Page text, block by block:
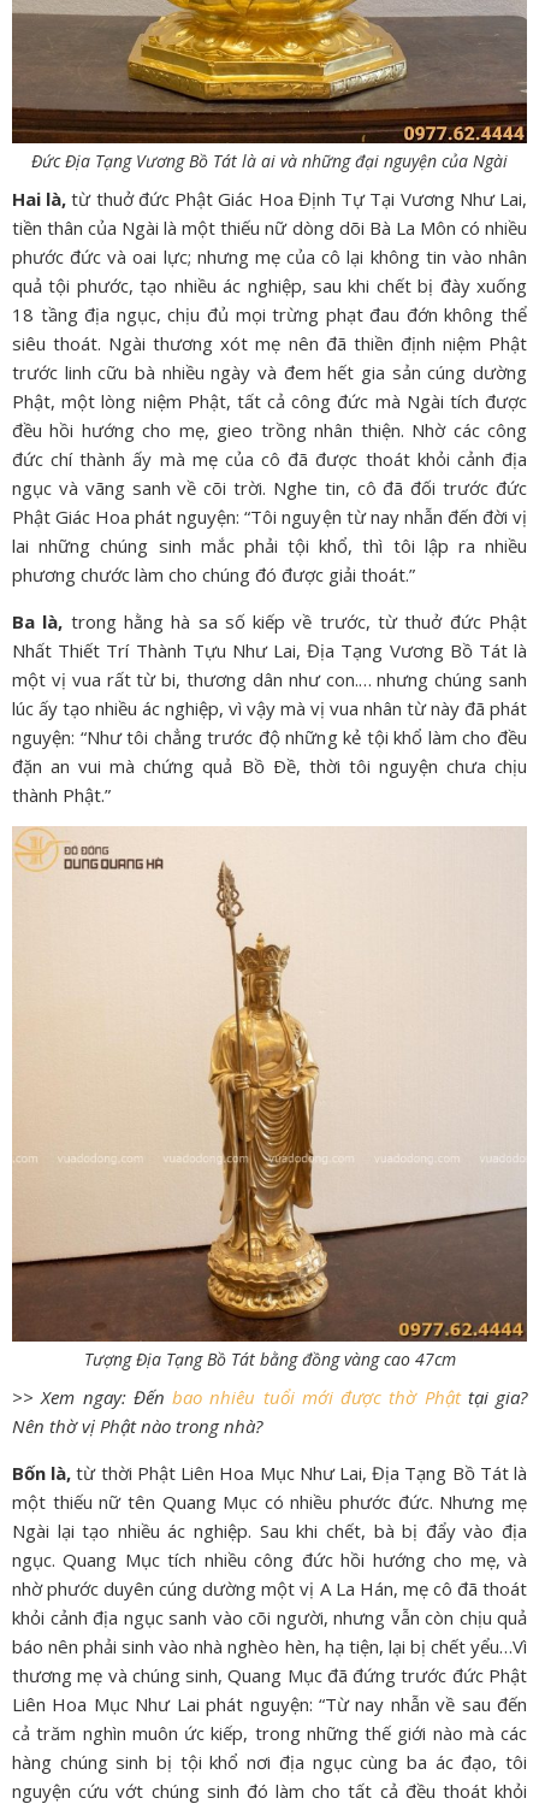
Đức Địa Tạng Vương Bồ Tát là ai và những đại nguyện của Ngài
Hai là, từ thuở đức Phật Giác Hoa Định Tự Tại Vương Như Lai,
tiền thân của Ngài là một thiếu nữ dòng dõi Bà La Môn có nhiều
phước đức và oai lực; nhưng mẹ của cô lại không tin vào nhân
quả tội phước, tạo nhiều ác nghiệp, sau khi chết bị đày xuống
18 tầng địa ngục, chịu đủ mọi trừng phạt đau đớn không thể
siêu thoát. Ngài thương xót mẹ nên đã thiền định niệm Phật
trước linh cữu bà nhiều ngày và đem hết gia sản cúng dường
Phật, một lòng niệm Phật, tất cả công đức mà Ngài tích được
đều hồi hướng cho mẹ, gieo trồng nhân thiện. Nhờ các công
đức chí thành ấy mà mẹ của cô đã được thoát khỏi cảnh địa
ngục và vãng sanh về cõi trời. Nghe tin, cô đã đối trước đức
Phật Giác Hoa phát nguyện: “Tôi nguyện từ nay nhẫn đến đời vị
lai những chúng sinh mắc phải tội khổ, thì tôi lập ra nhiều
phương chước làm cho chúng đó được giải thoát.”
Ba là, trong hằng hà sa số kiếp về trước, từ thuở đức Phật
Nhất Thiết Trí Thành Tựu Như Lai, Địa Tạng Vương Bồ Tát là
một vị vua rất từ bi, thương dân như con.… nhưng chúng sanh
lúc ấy tạo nhiều ác nghiệp, vì vậy mà vị vua nhân từ này đã phát
nguyện: “Như tôi chẳng trước độ những kẻ tội khổ làm cho đều
đặn an vui mà chứng quả Bồ Ðề, thời tôi nguyện chưa chịu
thành Phật.”
Tượng Địa Tạng Bồ Tát bằng đồng vàng cao 47cm
>> Xem ngay: Đến bao nhiêu tuổi mới được thờ Phậttại gia?
Nên thờ vị Phật nào trong nhà?
Bốn là, từ thời Phật Liên Hoa Mục Như Lai, Địa Tạng Bồ Tát là
một thiếu nữ tên Quang Mục có nhiều phước đức. Nhưng mẹ
Ngài lại tạo nhiều ác nghiệp. Sau khi chết, bà bị đẩy vào địa
ngục. Quang Mục tích nhiều công đức hồi hướng cho mẹ, và
nhờ phước duyên cúng dường một vị A La Hán, mẹ cô đã thoát
khỏi cảnh địa ngục sanh vào cõi người, nhưng vẫn còn chịu quả
báo nên phải sinh vào nhà nghèo hèn, hạ tiện, lại bị chết yểu…Vì
thương mẹ và chúng sinh, Quang Mục đã đứng trước đức Phật
Liên Hoa Mục Như Lai phát nguyện: “Từ nay nhẫn về sau đến
cả trăm nghìn muôn ức kiếp, trong những thế giới nào mà các
hàng chúng sinh bị tội khổ nơi địa ngục cùng ba ác đạo, tôi
nguyện cứu vớt chúng sinh đó làm cho tất cả đều thoát khỏi